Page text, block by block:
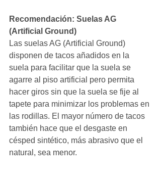
Recomendación: Suelas AG
(Artificial Ground)
Las suelas AG (Artificial Ground)
disponen de tacos añadidos en la
suela para facilitar que la suela se
agarre al piso artificial pero permita
hacer giros sin que la suela se fije al
tapete para minimizar los problemas en
las rodillas. El mayor número de tacos
también hace que el desgaste en
césped sintético, más abrasivo que el
natural, sea menor.